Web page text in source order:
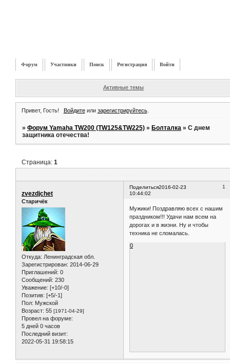
Форум Участники Поиск Регистрация Войти
Активные темы
Привет, Гость! Войдитеили зарегистрируйтесь.
»Форум Yamaha TW200 (TW125&TW225) »Болталка »С днем
защитника отечества!
Страница:1
Поделиться 1
2016-02-23
10:44:02
zvezdjchet
Старичёк
Откуда: Ленинградская обл.
Зарегистрирован: 2014-06-29
Приглашений: 0
Сообщений: 230
Уважение: [+10/-0]
Позитив: [+5/-1]
Пол: Мужской
Возраст: 55 [1971-04-29]
Провел на форуме:
5 дней 0 часов
Последний визит:
2022-05-31 19:58:15
Мужики! Поздравляю всех с нашим
праздником!!! Удачи нам всем на
дорогах и в жизни. Ну и чтобы
техника не сломалась.
0